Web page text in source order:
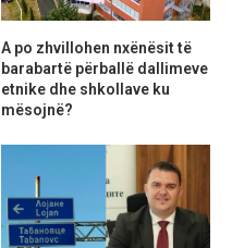
A po zhvillohen nxënësit të
barabartë përballë dallimeve
etnike dhe shkollave ku
mësojnë?